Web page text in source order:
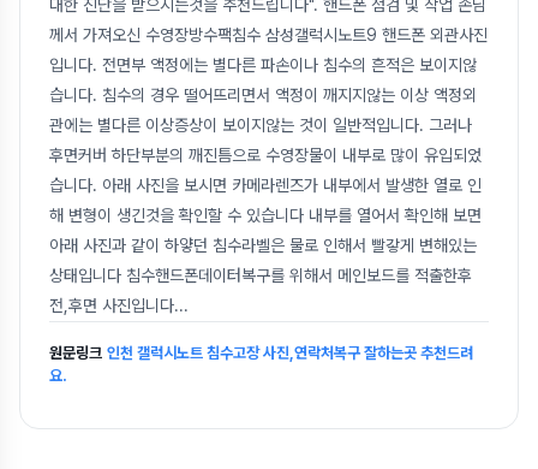
대한 진단을 받으시는것을 추천드립니다". 핸드폰 점검 및 작업 손님
께서 가져오신 수영장방수팩침수 삼성갤럭시노트9 핸드폰 외관사진
입니다. 전면부 액정에는 별다른 파손이나 침수의 흔적은 보이지않
습니다. 침수의 경우 떨어뜨리면서 액정이 깨지지않는 이상 액정외
관에는 별다른 이상증상이 보이지않는 것이 일반적입니다. 그러나
후면커버 하단부분의 깨진틈으로 수영장물이 내부로 많이 유입되었
습니다. 아래 사진을 보시면 카메라렌즈가 내부에서 발생한 열로 인
해 변형이 생긴것을 확인할 수 있습니다 내부를 열어서 확인해 보면
아래 사진과 같이 하얗던 침수라벨은 물로 인해서 빨갛게 변해있는
상태입니다 침수핸드폰데이터복구를 위해서 메인보드를 적출한후
전,후면 사진입니다...
원문링크 인천 갤럭시노트 침수고장 사진,연락처복구 잘하는곳 추천드려
요.